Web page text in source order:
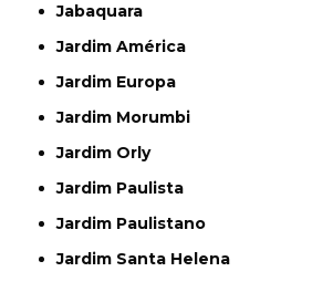
Jabaquara
Jardim América
Jardim Europa
Jardim Morumbi
Jardim Orly
Jardim Paulista
Jardim Paulistano
Jardim Santa Helena